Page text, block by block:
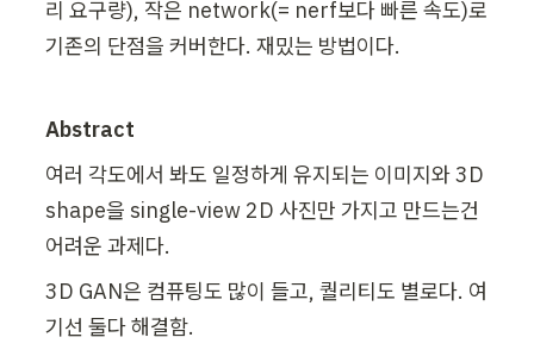
리 요구량), 작은 network(= nerf보다 빠른 속도)로
기존의 단점을 커버한다. 재밌는 방법이다.
Abstract
여러 각도에서 봐도 일정하게 유지되는 이미지와 3D
shape을 single-view 2D 사진만 가지고 만드는건
어려운 과제다.
3D GAN은 컴퓨팅도 많이 들고, 퀄리티도 별로다. 여
기선 둘다 해결함.